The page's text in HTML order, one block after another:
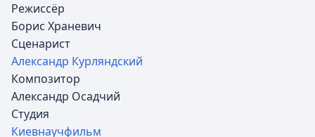
Режиссёр
Борис Храневич
Сценарист
Александр Курляндский
Композитор
Александр Осадчий
Студия
Киевнаучфильм